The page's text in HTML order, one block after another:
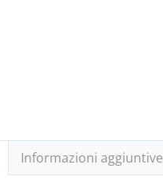
Informazioni aggiuntive